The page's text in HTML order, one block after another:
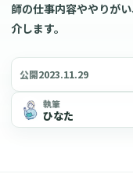
師の仕事内容ややりが
介します。
公開2023.11.29
執筆
ひなた